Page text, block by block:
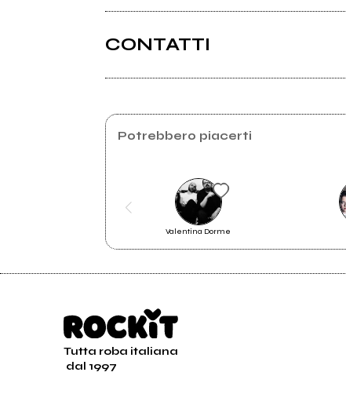
CONTATTI
Instagram
Potrebbero piacerti
Valentina Dorme
Tutta roba italiana
dal 1997